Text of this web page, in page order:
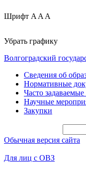
Шрифт A A A
Убрать графику
Волгоградский
Сведения об
Нормативные
Часто
Научные
Закупки
Обычная версия сайта
Для лиц с ОВЗ